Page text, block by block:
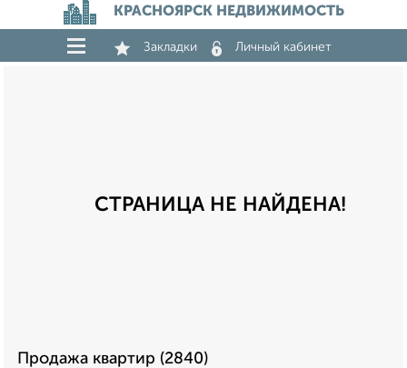
КРАСНОЯРСК НЕДВИЖИМОСТЬ
Закладки Личный кабинет
СТРАНИЦА НЕ НАЙДЕНА!
Продажа квартир (2840)